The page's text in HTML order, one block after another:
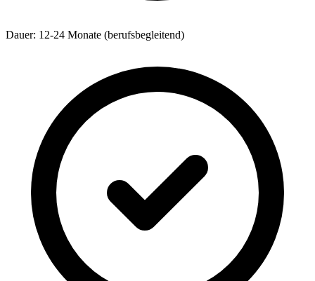
Dauer: 12-24 Monate (berufsbegleitend)